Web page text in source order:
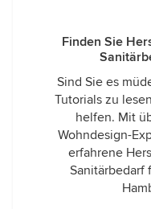
Finden Sie
Sind Sie es
Tutorials zu
helfen. Mit
Wohndesign-
erfahrene
Sanitärbedarf